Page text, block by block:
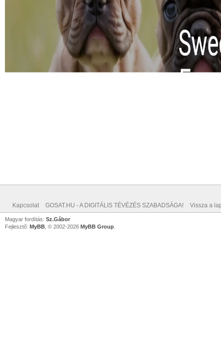
Kapcsolat GOSAT.HU - A DIGITÁLIS TÉVÉZÉS SZABADSÁGA! Vissza a
Magyar fordítás: Sz.Gábor
Fejlesztő: MyBB , © 2002-2026 MyBB Group